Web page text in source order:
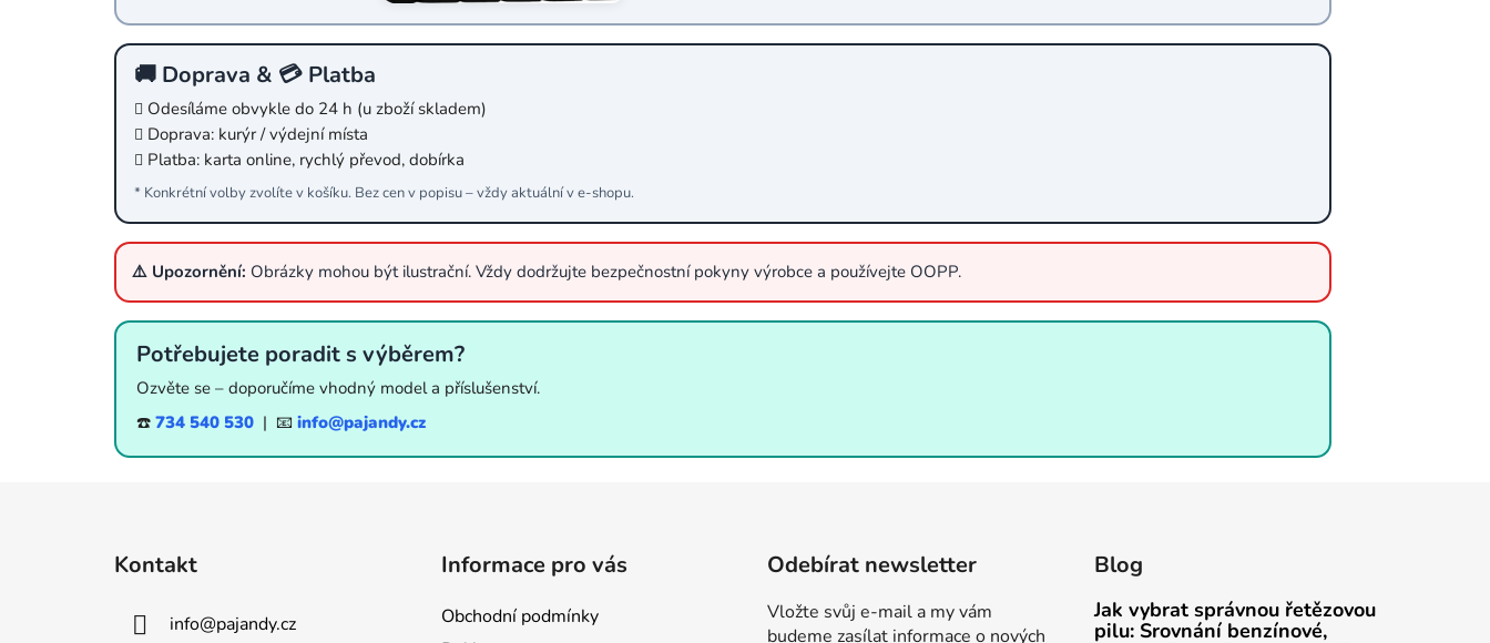
🚚 Doprava & 💳 Platba
Odesíláme obvykle do 24 h (u zboží skladem)
Doprava: kurýr / výdejní místa
Platba: karta online, rychlý převod, dobírka
* Konkrétní volby zvolíte v košíku. Bez cen v popisu – vždy aktuální v e‑shopu.
⚠️ Upozornění: Obrázky mohou být ilustrační. Vždy dodržujte bezpečnostní pokyny výrobce a používejte OOPP.
Potřebujete poradit s výběrem?
Ozvěte se – doporučíme vhodný model a příslušenství.
☎️ 734 540 530 | 📧 info@pajandy.cz
Kontakt
info@pajandy.cz
Informace pro vás
Obchodní podmínky
Odebírat newsletter
Vložte svůj e-mail a my vám
budeme zasílat informace o nových
Blog
Jak vybrat správnou řetězovou
pilu: Srovnání benzínové,